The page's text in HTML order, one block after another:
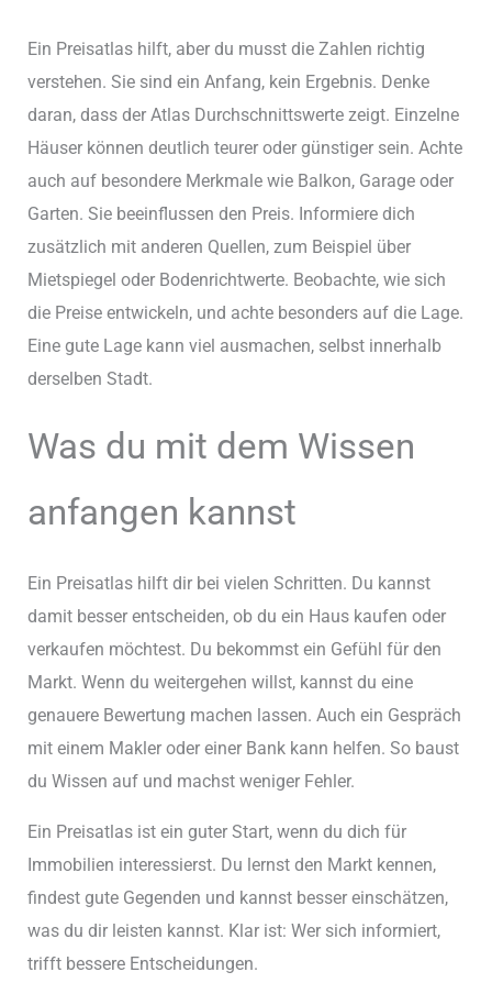
Ein Preisatlas hilft, aber du musst die Zahlen richtig
verstehen. Sie sind ein Anfang, kein Ergebnis. Denke
daran, dass der Atlas Durchschnittswerte zeigt. Einzelne
Häuser können deutlich teurer oder günstiger sein. Achte
auch auf besondere Merkmale wie Balkon, Garage oder
Garten. Sie beeinflussen den Preis. Informiere dich
zusätzlich mit anderen Quellen, zum Beispiel über
Mietspiegel oder Bodenrichtwerte. Beobachte, wie sich
die Preise entwickeln, und achte besonders auf die Lage.
Eine gute Lage kann viel ausmachen, selbst innerhalb
derselben Stadt.
Was du mit dem Wissen
anfangen kannst
Ein Preisatlas hilft dir bei vielen Schritten. Du kannst
damit besser entscheiden, ob du ein Haus kaufen oder
verkaufen möchtest. Du bekommst ein Gefühl für den
Markt. Wenn du weitergehen willst, kannst du eine
genauere Bewertung machen lassen. Auch ein Gespräch
mit einem Makler oder einer Bank kann helfen. So baust
du Wissen auf und machst weniger Fehler.
Ein Preisatlas ist ein guter Start, wenn du dich für
Immobilien interessierst. Du lernst den Markt kennen,
findest gute Gegenden und kannst besser einschätzen,
was du dir leisten kannst. Klar ist: Wer sich informiert,
trifft bessere Entscheidungen.